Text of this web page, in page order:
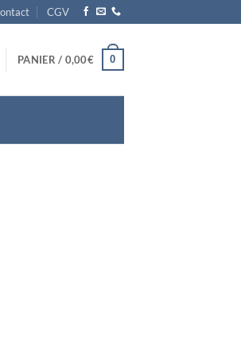
CGV
PANIER / 0,00€ 0